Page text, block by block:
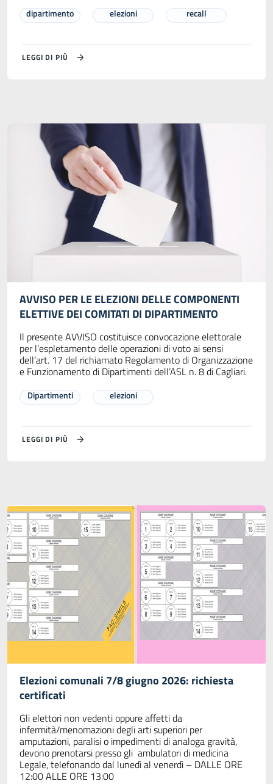
dipartimento elezioni recall
LEGGI DI PIÙ
AVVISO PER LE ELEZIONI DELLE COMPONENTI
ELETTIVE DEI COMITATI DI DIPARTIMENTO
Il presente AVVISO costituisce convocazione elettorale
per l’espletamento delle operazioni di voto ai sensi
dell’art. 17 del richiamato Regolamento di Organizzazione
e Funzionamento di Dipartimenti dell’ASL n. 8 di Cagliari.
Dipartimenti elezioni
LEGGI DI PIÙ
Elezioni comunali 7/8 giugno 2026: richiesta
certificati
Gli elettori non vedenti oppure affetti da
infermità/menomazioni degli arti superiori per
amputazioni, paralisi o impedimenti di analoga gravità,
devono prenotarsi presso gli ambulatori di medicina
Legale, telefonando dal lunedì al venerdì – DALLE ORE
12:00 ALLE ORE 13:00